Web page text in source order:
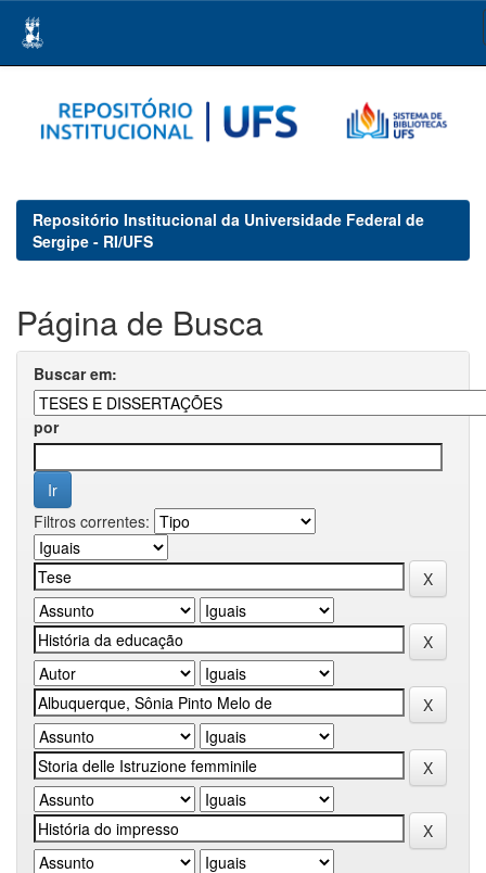
navigation
Repositório Institucional da Universidade Federal de
Sergipe - RI/UFS
Página de Busca
Buscar em:
por
Filtros correntes: